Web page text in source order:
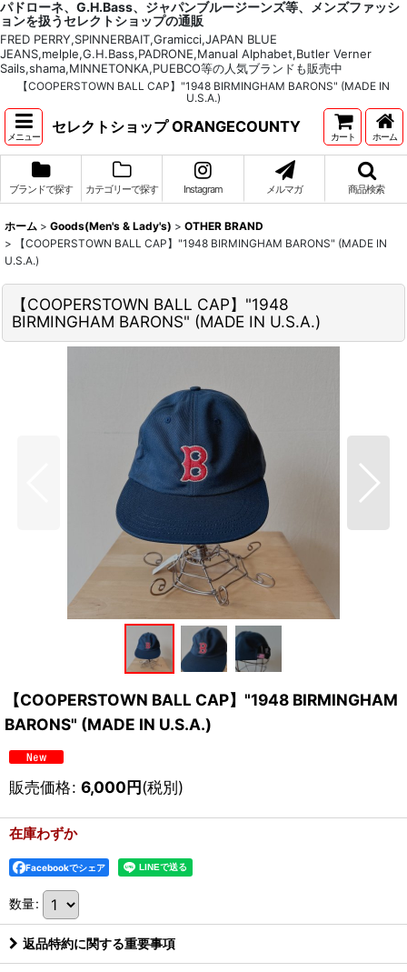
パドローネ、G.H.Bass、ジャパンブルージーンズ等、メンズファッシ
ョンを扱うセレクトショップの通販
FRED PERRY,SPINNERBAIT,Gramicci,JAPAN BLUE
JEANS,melple,G.H.Bass,PADRONE,Manual Alphabet,Butler Verner
Sails,shama,MINNETONKA,PUEBCO等の人気ブランドも販売中
【COOPERSTOWN BALL CAP】"1948 BIRMINGHAM BARONS" (MADE IN
U.S.A.)
メニュー
セレクトショップ ORANGECOUNTY
カート ホーム
ブランドで探す カテゴリーで探す Instagram メルマガ 商品検索
ホーム > Goods(Men's & Lady's) > OTHER BRAND
>
【COOPERSTOWN BALL CAP】"1948 BIRMINGHAM BARONS" (MADE IN
U.S.A.)
【COOPERSTOWN BALL CAP】"1948
BIRMINGHAM BARONS" (MADE IN U.S.A.)
【COOPERSTOWN BALL CAP】"1948 BIRMINGHAM
BARONS" (MADE IN U.S.A.)
販売価格: 6,000円(税別)
在庫わずか
Facebookでシェア
数量:
返品特約に関する重要事項